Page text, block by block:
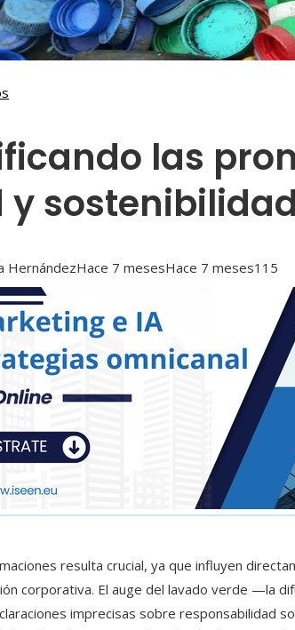
las
sostenibilidad
HernándezHace 7 mesesHace 7 meses115
resulta crucial, ya que influyen
corporativa. El auge del lavado verde —la
imprecisas sobre responsabilidad